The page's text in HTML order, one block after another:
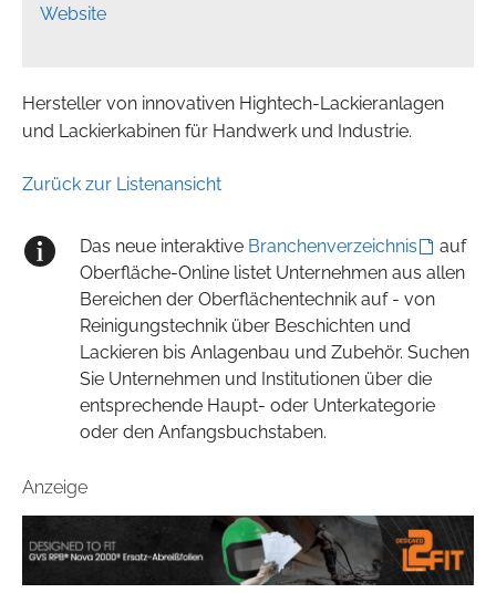
Website
Hersteller von innovativen Hightech-Lackieranlagen
und Lackierkabinen für Handwerk und Industrie.
Zurück zur Listenansicht
Das neue interaktive Branchenverzeichnis
auf
Oberfläche-Online listet Unternehmen aus allen
Bereichen der Oberflächentechnik auf - von
Reinigungstechnik über Beschichten und
Lackieren bis Anlagenbau und Zubehör. Suchen
Sie Unternehmen und Institutionen über die
entsprechende Haupt- oder Unterkategorie
oder den Anfangsbuchstaben.
Anzeige